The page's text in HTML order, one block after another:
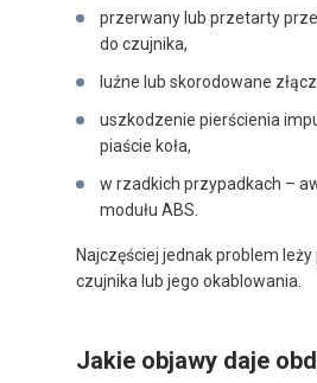
przerwany lub przetarty
do czujnika,
luźne lub skorodowane
uszkodzenie pierścienia
piaście koła,
w rzadkich przypadkach –
modułu ABS.
Najczęściej jednak problem
czujnika lub jego okablowania.
Jakie objawy daje